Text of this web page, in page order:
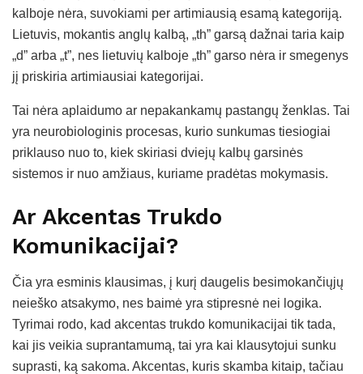
kalboje nėra, suvokiami per artimiausią esamą kategoriją.
Lietuvis, mokantis anglų kalbą, „th” garsą dažnai taria kaip
„d” arba „t”, nes lietuvių kalboje „th” garso nėra ir smegenys
jį priskiria artimiausiai kategorijai.
Tai nėra aplaidumo ar nepakankamų pastangų ženklas. Tai
yra neurobiologinis procesas, kurio sunkumas tiesiogiai
priklauso nuo to, kiek skiriasi dviejų kalbų garsinės
sistemos ir nuo amžiaus, kuriame pradėtas mokymasis.
Ar Akcentas Trukdo
Komunikacijai?
Čia yra esminis klausimas, į kurį daugelis besimokančiųjų
neieško atsakymo, nes baimė yra stipresnė nei logika.
Tyrimai rodo, kad akcentas trukdo komunikacijai tik tada,
kai jis veikia suprantamumą, tai yra kai klausytojui sunku
suprasti, ką sakoma. Akcentas, kuris skamba kitaip, tačiau